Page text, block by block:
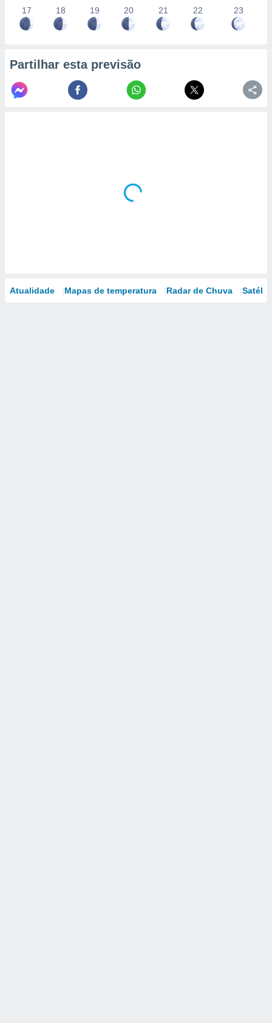
17 18 19 20 21 22 23
Partilhar esta previsão
Atualidade Mapas de temperatura Radar de Chuva